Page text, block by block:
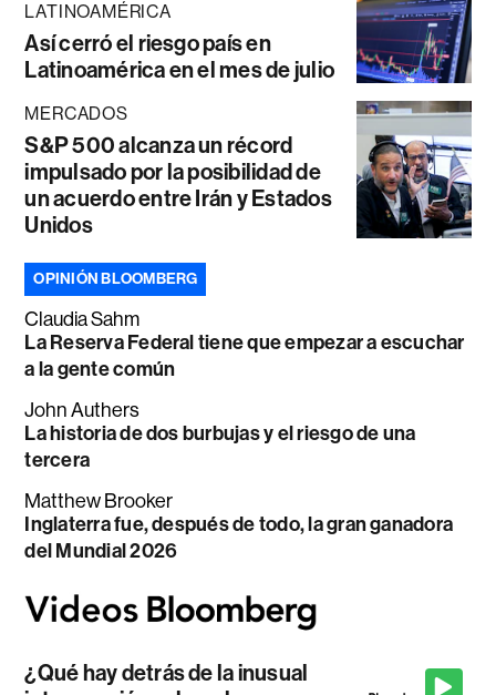
LATINOAMÉRICA
Así cerró el riesgo país en
Latinoamérica en el mes de julio
MERCADOS
S&P 500 alcanza un récord
impulsado por la posibilidad de
un acuerdo entre Irán y Estados
Unidos
OPINIÓN BLOOMBERG
Claudia Sahm
La Reserva Federal tiene que empezar a escuchar
a la gente común
John Authers
La historia de dos burbujas y el riesgo de una
tercera
Matthew Brooker
Inglaterra fue, después de todo, la gran ganadora
del Mundial 2026
¿Qué hay detrás de la inusual